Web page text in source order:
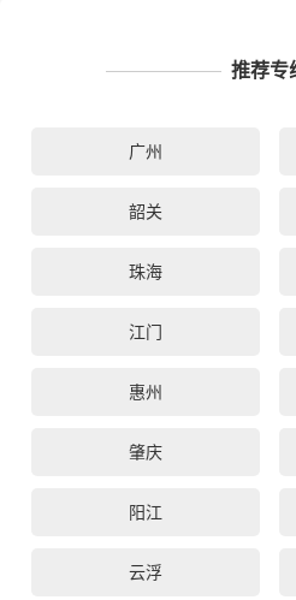
推荐专
广州
韶关
珠海
江门
惠州
肇庆
阳江
云浮